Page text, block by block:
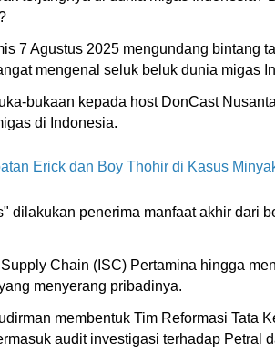
7 Agustus 2025 mengundang bintang
mengenal seluk beluk dunia migas
bukaan kepada host DonCast
di Indonesia.
Erick dan Boy Thohir di Kasus
dilakukan penerima manfaat akhir dari
Chain (ISC) Pertamina hingga
menyerang pribadinya.
membentuk Tim Reformasi
audit investigasi terhadap Petral